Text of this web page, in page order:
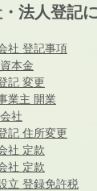
法人登記
社 登記事項
本金
記 変更
業主 開業
社
記 住所変更
社 定款
社 定款
立 登録免許税